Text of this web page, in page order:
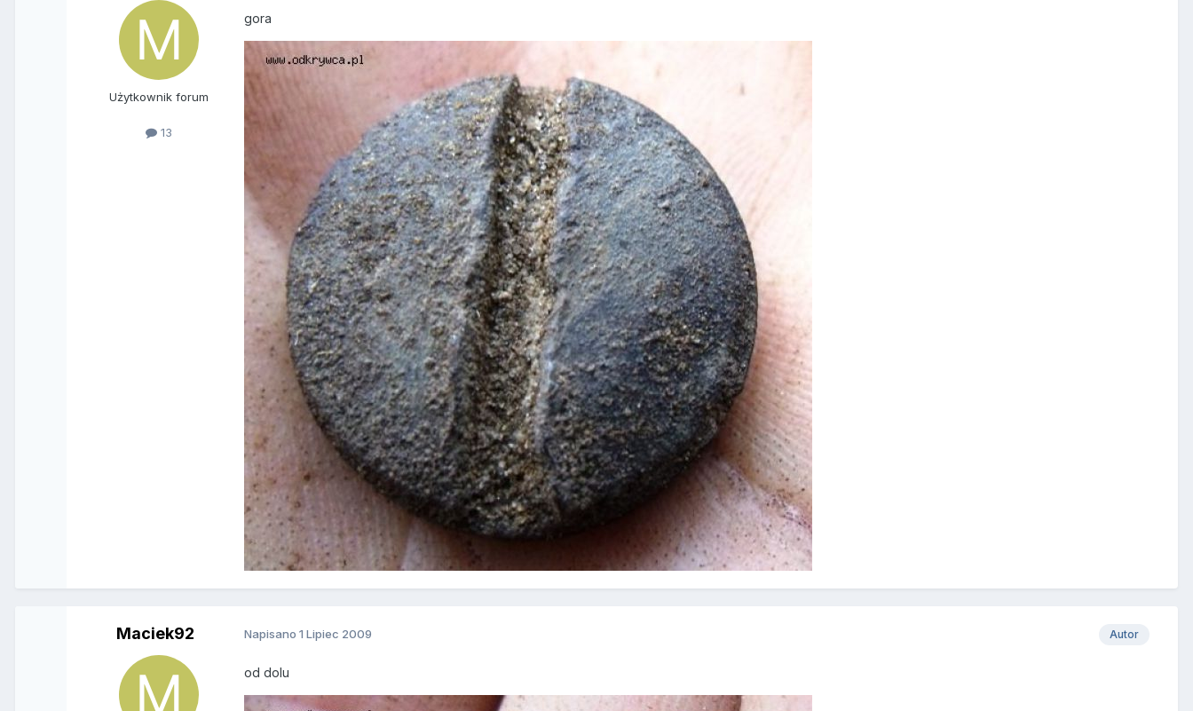
Użytkownik forum
13
gora
Maciek92 Autor
Napisano1 Lipiec 2009
od dolu